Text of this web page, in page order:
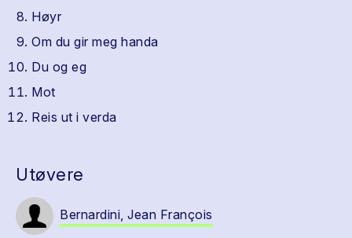
Høyr
Om du gir meg handa
Du og eg
Mot
Reis ut i verda
Utøvere
Bernardini, Jean François